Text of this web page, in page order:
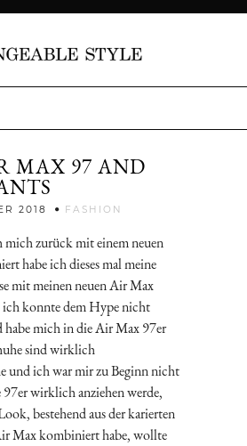
MAX 97 AND
2018 FASHION
mich zurück mit einem neuen
habe ich dieses mal meine
mit meinen neuen Air Max
ich konnte dem Hype nicht
habe mich in die Air Max 97er
sind wirklich
und ich war mir zu Beginn nicht
wirklich anziehen werde,
bestehend aus der karierten
Max kombiniert habe, wollte